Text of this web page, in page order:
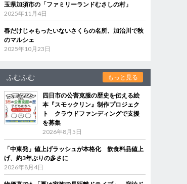
玉県加須市の「ファミリーランドむさしの村」
2025年11月4日
春だけじゃもったいないさくらの名所、加治川で秋
のマルシェ
2025年10月23日
ふむふむ もっと見る
四日市の公害克服の歴史を伝える絵
本『スモックリン』制作プロジェク
ト クラウドファンディングで支援
を募集
2026年8月5日
「中東発」値上げラッシュが本格化 飲食料品値上
げ、約3年ぶりの多さに
2026年8月4日